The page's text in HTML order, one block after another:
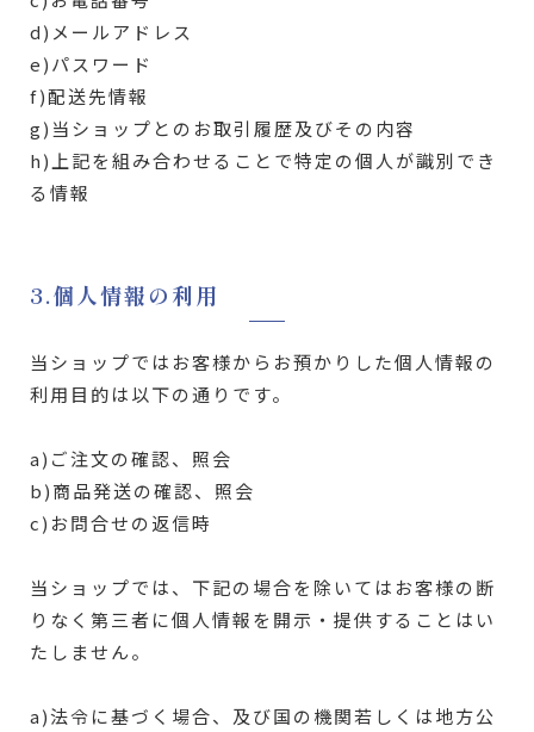
d)メールアドレス
e)パスワード
f)配送先情報
g)当ショップとのお取引履歴及びその内容
h)上記を組み合わせることで特定の個人が識別でき
る情報
3.個人情報の利用
当ショップではお客様からお預かりした個人情報の
利用目的は以下の通りです。
a)ご注文の確認、照会
b)商品発送の確認、照会
c)お問合せの返信時
当ショップでは、下記の場合を除いてはお客様の断
りなく第三者に個人情報を開示・提供することはい
たしません。
a)法令に基づく場合、及び国の機関若しくは地方公